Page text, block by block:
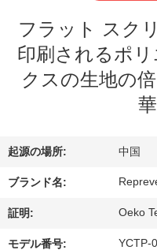
VR
シ
私
達
に
フラット スク
印刷されるポ
クスの生地の
起源の場所: 中国
ブランド名:
証明: Oeko
モデル番号: YCTP-